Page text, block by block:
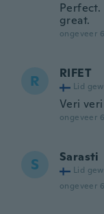
great.
ongeveer
R RIFET
Lid
Veri
ongeveer
S Sarasti
Lid
ongeveer